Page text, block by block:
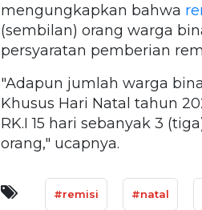
mengungkapkan bahwa
(sembilan) orang warga
persyaratan pemberian
"Adapun jumlah warga
Khusus Hari Natal tahun
RK.I 15 hari sebanyak 3
orang," ucapnya.
#remisi #natal